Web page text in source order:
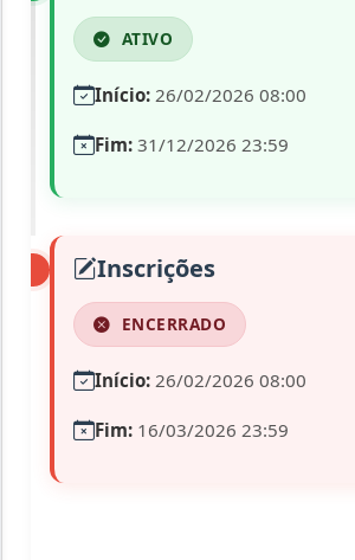
ATIVO
Início: 26/02/2026 08:00
Fim: 31/12/2026 23:59
Inscrições
ENCERRADO
Início: 26/02/2026 08:00
Fim: 16/03/2026 23:59